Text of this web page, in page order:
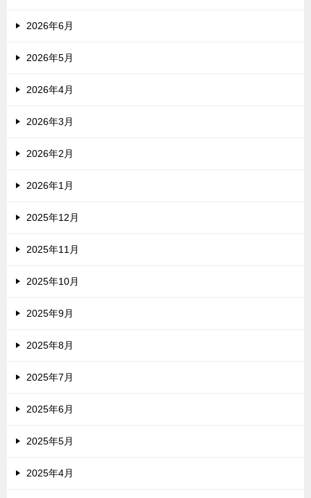
2026年6月
2026年5月
2026年4月
2026年3月
2026年2月
2026年1月
2025年12月
2025年11月
2025年10月
2025年9月
2025年8月
2025年7月
2025年6月
2025年5月
2025年4月